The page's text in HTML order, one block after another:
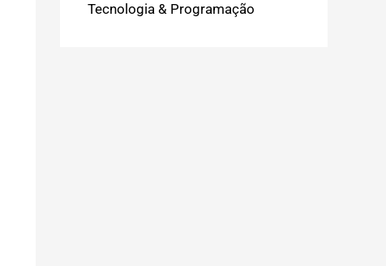
Tecnologia & Programação